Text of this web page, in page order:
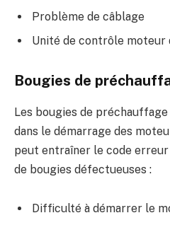
Problème de câblage
Unité de contrôle moteur
Bougies de
Les bougies de
dans le démarrage des
peut entraîner le code
de bougies défectueuses :
Difficulté à démarrer le